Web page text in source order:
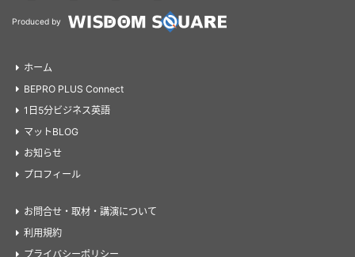
Produced by
ホーム
BEPRO PLUS Connect
1日5分ビジネス英語
マットBLOG
お知らせ
プロフィール
お問合せ・取材・講演について
利用規約
プライバシーポリシー